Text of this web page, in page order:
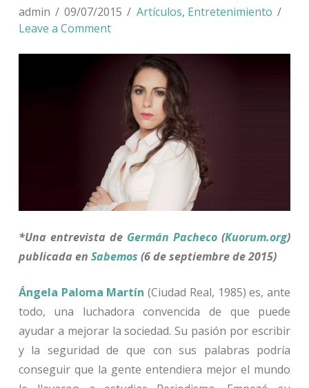
admin 09/07/2015 Artículos, Entretenimiento
Leave a Comment
*Una entrevista de Germán Pacheco (Kuorum.org)
publicada en Sabemos (6 de septiembre de 2015)
Ángela Paloma Martín (Ciudad Real, 1985) es, ante
todo, una luchadora convencida de que puede
ayudar a mejorar la sociedad. Su pasión por escribir
y la seguridad de que con sus palabras podría
conseguir que la gente entendiera mejor el mundo